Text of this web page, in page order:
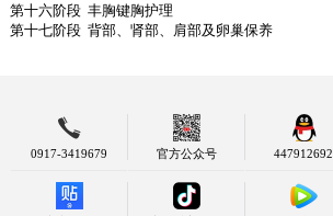
第十六阶段 丰胸键胸护理
第十七阶段 背部、肾部、肩部及卵巢保养
0917-3419679 官方公众号 447912692